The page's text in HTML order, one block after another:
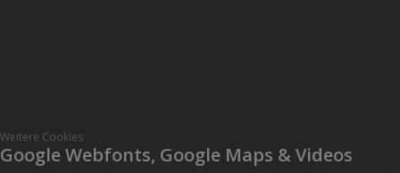
Weitere Cookies
Google Webfonts, Google Maps & Videos